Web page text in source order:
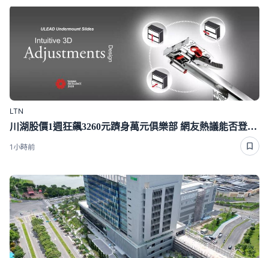
LTN
川湖股價1週狂飆3260元躋身萬元俱樂部 網友熱議能否登「股王」
1小時前